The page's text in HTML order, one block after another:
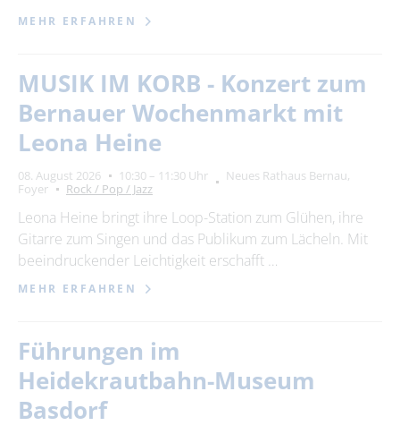
MEHR ERFAHREN
MUSIK IM KORB - Konzert zum
Bernauer Wochenmarkt mit
Leona Heine
08. August 2026 10:30 – 11:30 Uhr
Neues Rathaus Bernau,
Foyer
Rock / Pop / Jazz
Leona Heine bringt ihre Loop-Station zum Glühen, ihre
Gitarre zum Singen und das Publikum zum Lächeln. Mit
beeindruckender Leichtigkeit erschafft …
MEHR ERFAHREN
Führungen im
Heidekrautbahn-Museum
Basdorf